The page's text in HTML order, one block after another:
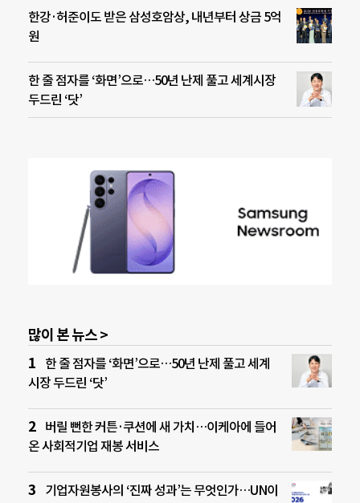
한강·허준이도 받은 삼성호암상, 내년부터 상금 5억
원
한 줄 점자를 ‘화면’으로…50년 난제 풀고 세계시장
두드린 ‘닷’
많이 본 뉴스 >
한 줄 점자를 ‘화면’으로…50년 난제 풀고 세계
시장 두드린 ‘닷’
버릴 뻔한 커튼·쿠션에 새 가치…이케아에 들어
온 사회적기업 재봉 서비스
기업자원봉사의 ‘진짜 성과’는 무엇인가…UN이